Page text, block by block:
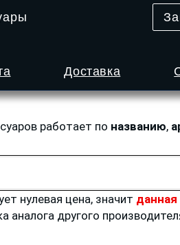
Доставка
работает по названию,
нулевая цена, значит
аналога другого